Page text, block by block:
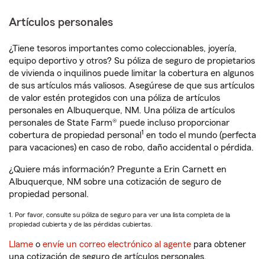
Artículos personales
¿Tiene tesoros importantes como coleccionables, joyería,
equipo deportivo y otros? Su póliza de seguro de propietarios
de vivienda o inquilinos puede limitar la cobertura en algunos
de sus artículos más valiosos. Asegúrese de que sus artículos
de valor estén protegidos con una póliza de artículos
personales en Albuquerque, NM. Una póliza de artículos
personales de State Farm® puede incluso proporcionar
cobertura de propiedad personal 1 en todo el mundo (perfecta
para vacaciones) en caso de robo, daño accidental o pérdida.
¿Quiere más información? Pregunte a Erin Carnett en
Albuquerque, NM sobre una cotización de seguro de
propiedad personal.
1. Por favor, consulte su póliza de seguro para ver una lista completa de la
propiedad cubierta y de las pérdidas cubiertas.
Llame o envíe un correo electrónico al agente para obtener
una cotización de seguro de artículos personales.